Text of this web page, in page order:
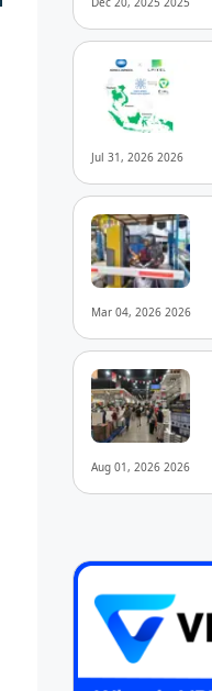
Jul 31, 2026 2026
Mar 04, 2026 2026
Aug 01, 2026 2026